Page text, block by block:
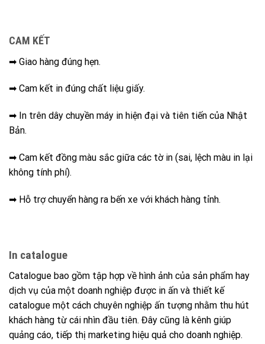
CAM KẾT
➡ Giao hàng đúng hẹn.
➡ Cam kết in đúng chất liệu giấy.
➡ In trên dây chuyền máy in hiện đại và tiên tiến của Nhật
Bản.
➡ Cam kết đồng màu sắc giữa các tờ in (sai, lệch màu in lại
không tính phí).
➡ Hỗ trợ chuyển hàng ra bến xe với khách hàng tỉnh.
In catalogue
Catalogue bao gồm tập hợp về hình ảnh của sản phẩm hay
dịch vụ của một doanh nghiệp được in ấn và thiết kế
catalogue một cách chuyên nghiệp ấn tượng nhằm thu hút
khách hàng từ cái nhìn đầu tiên. Đây cũng là kênh giúp
quảng cáo, tiếp thị marketing hiệu quả cho doanh nghiệp.